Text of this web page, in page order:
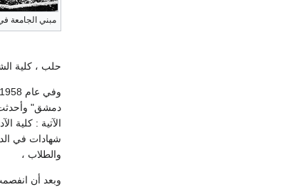
مبني الجامعة
حلب ، كلية
دمشق" وأحدثت
الآتية : كلية
شهادات في
والطلاب ،